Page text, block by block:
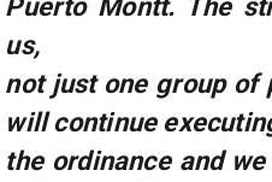
Puerto Montt. The
us,
not just one group of
will continue
the ordinance and